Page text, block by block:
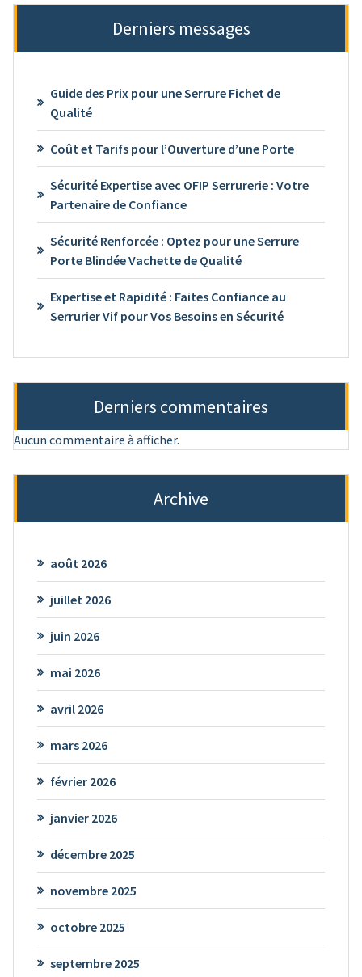
Derniers messages
Guide des Prix pour une Serrure Fichet de
Qualité
Coût et Tarifs pour l’Ouverture d’une Porte
Sécurité Expertise avec OFIP Serrurerie : Votre
Partenaire de Confiance
Sécurité Renforcée : Optez pour une Serrure
Porte Blindée Vachette de Qualité
Expertise et Rapidité : Faites Confiance au
Serrurier Vif pour Vos Besoins en Sécurité
Derniers commentaires
Aucun commentaire à afficher.
Archive
août 2026
juillet 2026
juin 2026
mai 2026
avril 2026
mars 2026
février 2026
janvier 2026
décembre 2025
novembre 2025
octobre 2025
septembre 2025